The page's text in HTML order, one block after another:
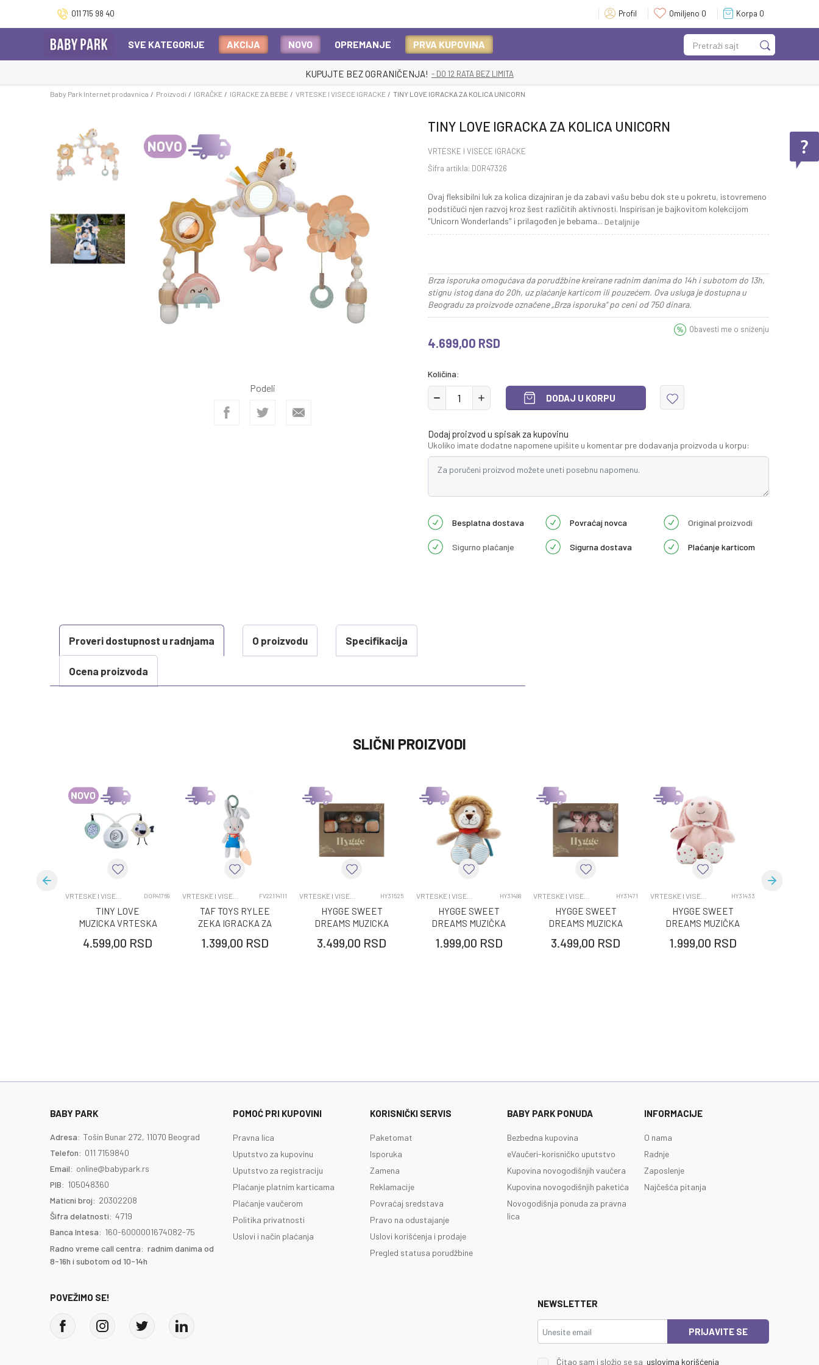
011 715 98 40 Profil Omiljeno 0 Korpa 0
Pretraži sajt
SVE KATEGORIJE AKCIJA NOVO OPREMANJE PRVA KUPOVINA
KUPUJTE BEZ OGRANIČENJA! - DO 12 RATA BEZ LIMITA
Baby Park Internet prodavnica Proizvodi IGRAČKE IGRACKE ZA BEBE VRTESKE I VISECE IGRACKE TINY LOVE IGRACKA ZA KOLICA UNICORN
Podeli
TINY LOVE IGRACKA ZA KOLICA UNICORN
VRTESKE I VISECE IGRACKE
Šifra artikla: DOR47326
Ovaj fleksibilni luk za kolica dizajniran je da zabavi vašu bebu dok ste u pokretu, istovremeno
podstičući njen razvoj kroz šest različitih aktivnosti. Inspirisan je bajkovitom kolekcijom
"Unicorn Wonderlands" i prilagođen je bebama... Detaljnije
Brza isporuka omogućava da porudžbine kreirane radnim danima do 14h i subotom do 13h,
stignu istog dana do 20h, uz plaćanje karticom ili pouzećem. Ova usluga je dostupna u
Beogradu za proizvode označene „Brza isporuka“ po ceni od 750 dinara.
4.699,00 RSD
Obavesti me o sniženju
Količina:
DODAJ U KORPU
Dodaj proizvod u spisak za kupovinu
Ukoliko imate dodatne napomene upišite u komentar pre dodavanja proizvoda u korpu:
Besplatna dostava Povraćaj novca Original proizvodi
Sigurno plaćanje Sigurna dostava Plaćanje karticom
Proveri dostupnost u radnjama O proizvodu Specifikacija
Ocena proizvoda
VRTESKE I VISECE IGRACKE
Kategorija VRTESKE I VISECE IGRACKE
Uzrast 0-12 MESECI
SLIČNI PROIZVODI
DOR41769
TINY LOVE
MUZICKA VRTESKA
BLACK&WHITE
4.599,00 RSD
FV22114111
TAF TOYS RYLEE
ZEKA IGRACKA ZA
1.399,00 RSD
HY31525
HYGGE SWEET
DREAMS MUZICKA
3.499,00 RSD
HY31488
HYGGE SWEET
DREAMS MUZIČKA
1.999,00 RSD
HY31471
HYGGE SWEET
DREAMS MUZICKA
3.499,00 RSD
HY31433
HYGGE SWEET
DREAMS MUZIČKA
1.999,00 RSD
BABY PARK
Adresa: Tošin Bunar 272, 11070 Beograd
Telefon: 011 7159840
Email: online@babypark.rs
PIB: 105048360
Maticni broj: 20302208
Šifra delatnosti: 4719
Banca Intesa: 160-6000001674082-75
Radno vreme call centra: radnim danima od
8-16h i subotom od 10-14h
POMOĆ PRI KUPOVINI
Pravna lica
Uputstvo za kupovinu
Uputstvo za registraciju
Plaćanje platnim karticama
Plaćanje vaučerom
Politika privatnosti
Uslovi i način plaćanja
KORISNIČKI SERVIS
Paketomat
Isporuka
Zamena
Reklamacije
Povraćaj sredstava
Pravo na odustajanje
Uslovi korišćenja i prodaje
Pregled statusa porudžbine
BABY PARK PONUDA
Bezbedna kupovina
eVaučeri-korisničko uputstvo
Kupovina novogodišnjih vaučera
Kupovina novogodišnjih paketića
Novogodišnja ponuda za pravna
lica
INFORMACIJE
O nama
Radnje
Zaposlenje
Najčešća pitanja
POVEŽIMO SE!
NEWSLETTER
PRIJAVITE SE
Čitao sam i složio se sa uslovima korišćenja